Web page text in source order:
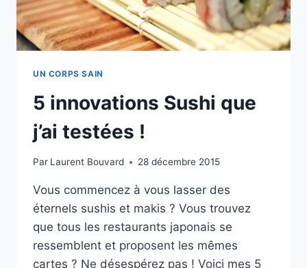
UN CORPS SAIN
5 innovations Sushi que
j’ai testées !
Par Laurent Bouvard 28 décembre 2015
Vous commencez à vous lasser des
éternels sushis et makis ? Vous trouvez
que tous les restaurants japonais se
ressemblent et proposent les mêmes
cartes ? Ne désespérez pas ! Voici mes 5